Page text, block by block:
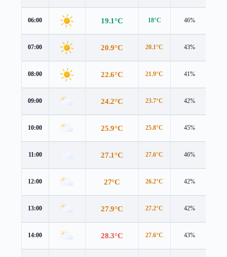
06:00 19.1°C 18°C 46%
07:00 20.9°C 20.1°C 43%
08:00 22.6°C 21.9°C 41%
09:00 24.2°C 23.7°C 42%
10:00 25.9°C 25.8°C 45%
11:00 27.1°C 27.6°C 46%
12:00 27°C 26.2°C 42%
13:00 27.9°C 27.2°C 42%
14:00 28.3°C 27.6°C 43%